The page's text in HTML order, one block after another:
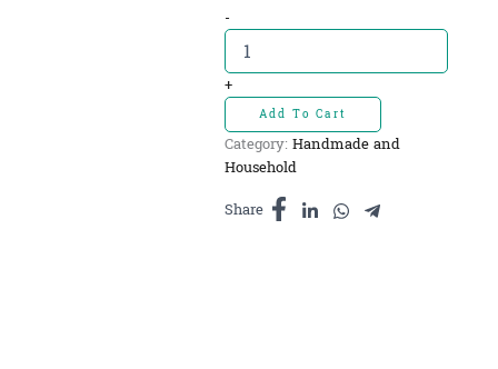
-Apsara
facial
soap
-
សាប៊ូ
អប្សរាលាង
មុខ
ស្លឹកគ្រៃ
quantity
+
Add To Cart
Category: Handmade and
Household
Share